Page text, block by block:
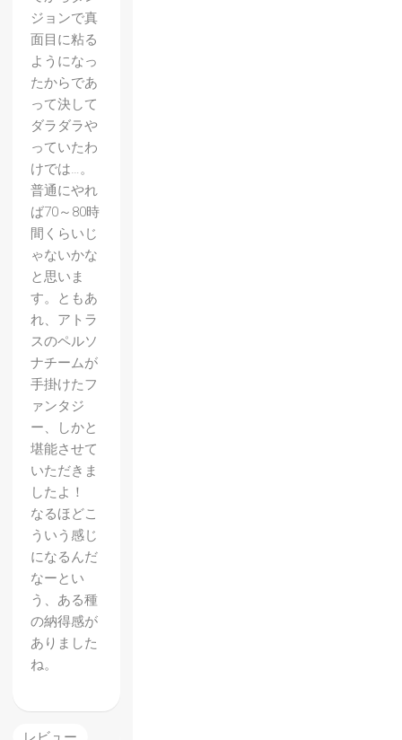
ジョンで真
面目に粘る
ようになっ
たからであ
って決して
ダラダラや
っていたわ
けでは…。
普通にやれ
ば70～80時
間くらいじ
ゃないかな
と思いま
す。ともあ
れ、アトラ
スのペルソ
ナチームが
手掛けたフ
ァンタジ
ー、しかと
堪能させて
いただきま
したよ！
なるほどこ
ういう感じ
になるんだ
なーとい
う、ある種
の納得感が
ありました
ね。